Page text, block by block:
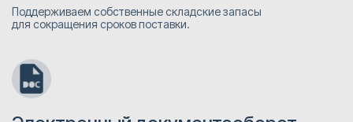
Поддерживаем собственные складские запасы
для сокращения сроков поставки.